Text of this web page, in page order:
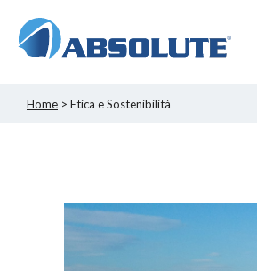
Home > Etica e Sostenibilità